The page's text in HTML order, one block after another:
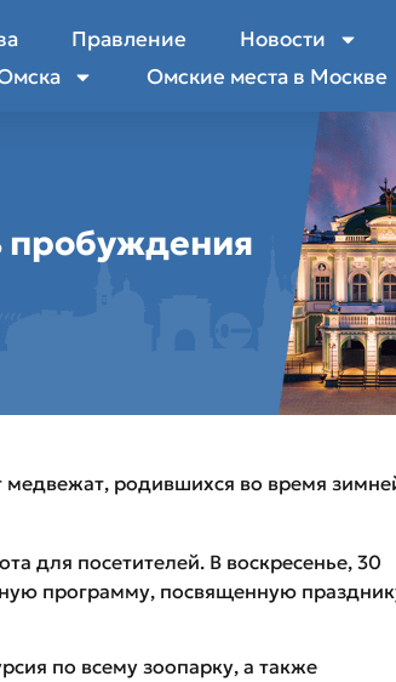
Правление
Новости
Омские места в Москве
пробуждения
родившихся во время
для посетителей. В воскресенье, 30
программу, посвященную
по всему зоопарку, а также